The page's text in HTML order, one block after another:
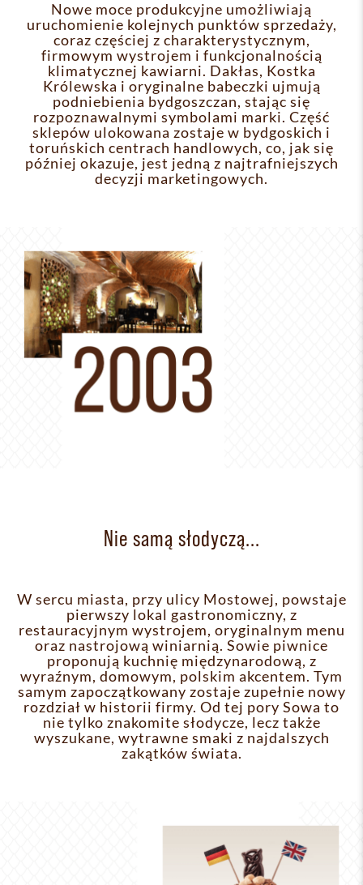
Nowe moce produkcyjne umożliwiają
uruchomienie kolejnych punktów sprzedaży,
coraz częściej z charakterystycznym,
firmowym wystrojem i funkcjonalnością
klimatycznej kawiarni. Dakłas, Kostka
Królewska i oryginalne babeczki ujmują
podniebienia bydgoszczan, stając się
rozpoznawalnymi symbolami marki. Część
sklepów ulokowana zostaje w bydgoskich i
toruńskich centrach handlowych, co, jak się
później okazuje, jest jedną z najtrafniejszych
decyzji marketingowych.
Nie samą słodyczą...
W sercu miasta, przy ulicy Mostowej, powstaje
pierwszy lokal gastronomiczny, z
restauracyjnym wystrojem, oryginalnym menu
oraz nastrojową winiarnią. Sowie piwnice
proponują kuchnię międzynarodową, z
wyraźnym, domowym, polskim akcentem. Tym
samym zapoczątkowany zostaje zupełnie nowy
rozdział w historii firmy. Od tej pory Sowa to
nie tylko znakomite słodycze, lecz także
wyszukane, wytrawne smaki z najdalszych
zakątków świata.